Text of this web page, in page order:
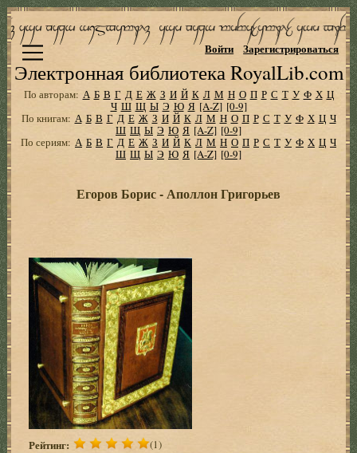
Электронная библиотека RoyalLib.com
Войти Зарегистрироваться
По авторам: А Б В Г Д Е Ж З И Й К Л М Н О П Р С Т У Ф Х Ц
Ч Ш Щ Ы Э Ю Я [A-Z] [0-9]
По книгам: А Б В Г Д Е Ж З И Й К Л М Н О П Р С Т У Ф Х Ц Ч
Ш Щ Ы Э Ю Я [A-Z] [0-9]
По сериям: А Б В Г Д Е Ж З И Й К Л М Н О П Р С Т У Ф Х Ц Ч
Ш Щ Ы Э Ю Я [A-Z] [0-9]
Егоров Борис - Аполлон Григорьев
Рейтинг: (1)